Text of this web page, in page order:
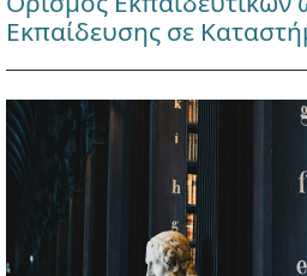
Εκπαίδευσης σε